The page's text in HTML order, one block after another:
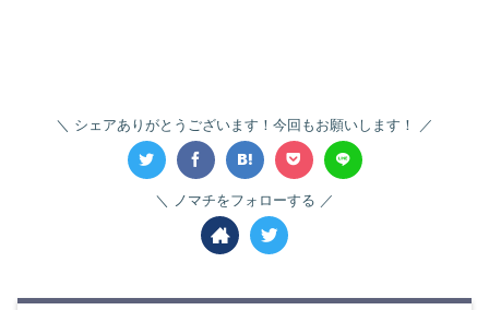
シェアありがとうございます！今回もお願いします！
ノマチをフォローする